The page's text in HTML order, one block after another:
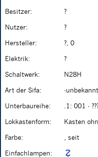
Besitzer: ?
Nutzer: ?
Hersteller: ?, 0
Elektrik: ?
Schaltwerk: N28H
Art der Sifa: -
Unterbaureihe: .1: 001 -
Lokkastenform: Kasten
Farbe: , seit
Einfachlampen: